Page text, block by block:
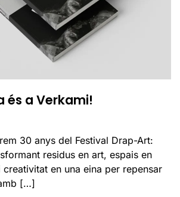
és a Verkami!
30 anys del Festival Drap-Art:
residus en art, espais en
en una eina per repensar
[…]